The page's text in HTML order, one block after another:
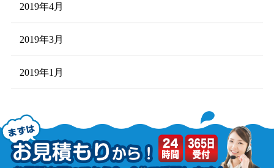
2019年4月
2019年3月
2019年1月